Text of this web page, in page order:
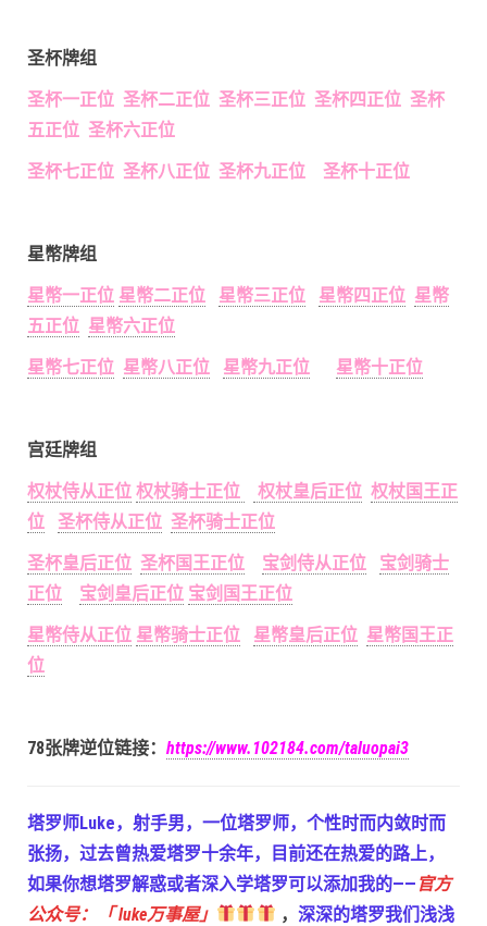
圣杯牌组
圣杯一正位 圣杯二正位 圣杯三正位 圣杯四正位 圣杯
五正位 圣杯六正位
圣杯七正位 圣杯八正位 圣杯九正位 圣杯十正位
星幣牌组
星幣一正位 星幣二正位 星幣三正位 星幣四正位 星幣
五正位 星幣六正位
星幣七正位 星幣八正位 星幣九正位 星幣十正位
宫廷牌组
权杖侍从正位 权杖骑士正位 权杖皇后正位 权杖国王正
位
圣杯侍从正位 圣杯骑士正位
圣杯皇后正位 圣杯国王正位 宝剑侍从正位
宝剑骑士
正位
宝剑皇后正位 宝剑国王正位
星幣侍从正位 星幣骑士正位 星幣皇后正位 星幣国王正
位
78张牌逆位链接： https://www.102184.com/taluopai3
塔罗师Luke，射手男，一位塔罗师，个性时而内敛时而
张扬，过去曾热爱塔罗十余年，目前还在热爱的路上，
如果你想塔罗解惑或者深入学塔罗可以添加我的—— 官方
公众号：「 luke万事屋」
， 深深的塔罗我们浅浅